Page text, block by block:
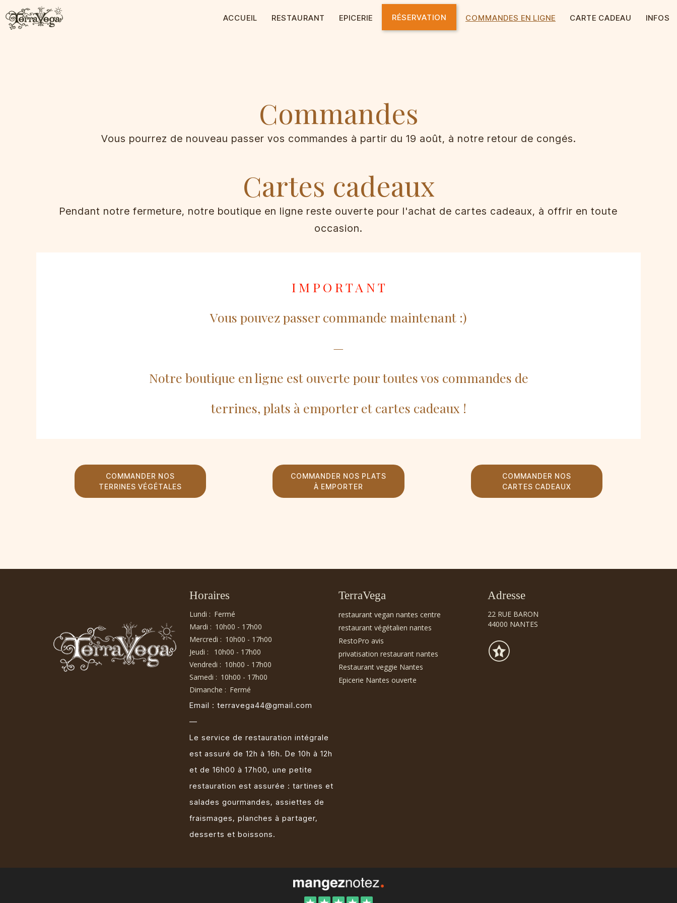
ACCUEIL RESTAURANT EPICERIE RÉSERVATION COMMANDES EN LIGNE CARTE CADEAU INFOS
Commandes
Vous pourrez de nouveau passer vos commandes à partir du 19 août, à notre retour de congés.
Cartes cadeaux
Pendant notre fermeture, notre boutique en ligne reste ouverte pour l'achat de cartes cadeaux, à offrir en toute
occasion.
I M P O R T A N T
Vous pouvez passer commande maintenant :)
—
Notre boutique en ligne est ouverte pour toutes vos commandes de
terrines, plats à emporter et cartes cadeaux !
COMMANDER NOS
TERRINES VÉGÉTALES
COMMANDER NOS PLATS
À EMPORTER
COMMANDER NOS
CARTES CADEAUX
Horaires
Lundi : Fermé
Mardi : 10h00 - 17h00
Mercredi : 10h00 - 17h00
Jeudi :
10h00 - 17h00
Vendredi : 10h00 - 17h00
Samedi : 10h00 - 17h00
Dimanche : Fermé
Email : terravega44@gmail.com
—
Le service de restauration intégrale
est assuré de 12h à 16h. De 10h à 12h
et de 16h00 à 17h00, une petite
restauration est assurée : tartines et
salades gourmandes, assiettes de
fraismages, planches à partager,
desserts et boissons.
TerraVega
restaurant vegan nantes centre
restaurant végétalien nantes
RestoPro avis
privatisation restaurant nantes
Restaurant veggie Nantes
Epicerie Nantes ouverte
Adresse
22 RUE BARON
44000 NANTES